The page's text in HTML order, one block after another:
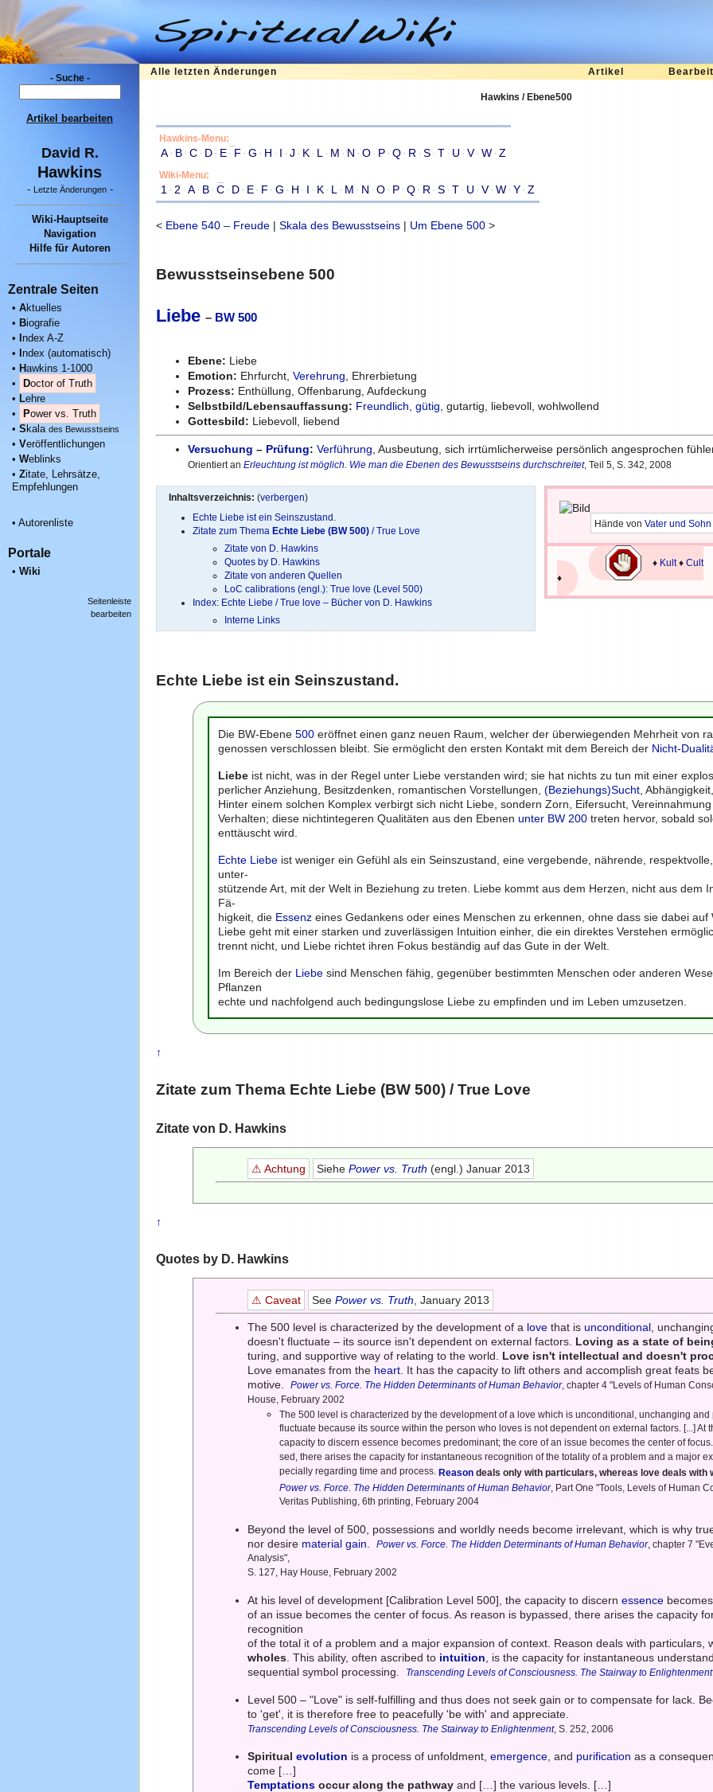
- Suche -
Artikel bearbeiten
David R.
Hawkins
- Letzte Änderungen-
Wiki-Hauptseite
Navigation
Hilfe für Autoren
Zentrale Seiten
• Aktuelles
• Biografie
• ndex A-Z
• ndex (automatisch)
• Hawkins 1-1000
•
Doctor of Truth
• Lehre
•
Power vs. Truth
• S kala des Bewusstseins
• Veröffentlichungen
• Weblinks
• Zitate, Lehrsätze,
Empfehlungen
• Autorenliste
Portale
• Wiki
Seitenleiste
bearbeiten
Alle letzten Änderungen Artikel
Hawkins / Ebene500
Hawkins-Menu:
A· B· C· D· E· F · G · H · I · J · K· L · M · N · O· P· Q· R · S· T· U · V· W· Z
Wiki-Menu:
1 · 2 · A· B· C· D· E· F · G · H · I · K· L · M · N · O· P· Q· R · S· T· U · V· W· Y· Z
< Ebene 540 – Freude| Skala des Bewusstseins| Um Ebene 500>
Bewusstseinsebene 500
Liebe – BW 500
Ebene: Liebe
Emotion: Ehrfurcht, Verehrung , Ehrerbietung
Prozess: Enthüllung, Offenbarung, Aufdeckung
Selbstbild/Lebensauffassung: Freundlich gütig , gutartig, liebevoll, wohlwollend
Gottesbild: Liebevoll, liebend
Versuchung – Prüfung: Verführung , Ausbeutung, sich irrtümlicherweise persönlich angesprochen
Orientiert an Erleuchtung ist möglich. Wie man die Ebenen des Bewusstseins durchschreitet, Teil 5, S. 342, 2008
Inhaltsverzeichnis: (verbergen)
Echte Liebe ist ein Seinszustand.
Zitate zum Thema Echte Liebe (BW 500)/ True Love
Zitate von D. Hawkins
Quotes by D. Hawkins
Zitate von anderen Quellen
LoC calibrations (engl.): True love (Level 500)
Index: Echte Liebe / True love – Bücher von D. Hawkins
Interne Links
Hände vonVater und Sohn
♦ Kult♦Cult
♦
Echte Liebe ist ein Seinszustand.
Die BW-Ebene500 eröffnet einen ganz neuen Raum, welcher der überwiegenden Mehrheit von
genossen verschlossen bleibt. Sie ermöglicht den ersten Kontakt mit dem Bereich der Nicht-
Liebe ist nicht, was in der Regel unter Liebe verstanden wird; sie hat nichts zu tun mit einer
perlicher Anziehung, Besitzdenken, romantischen Vorstellungen,(Beziehungs)Sucht, Abhängigkeit,
Hinter einem solchen Komplex verbirgt sich nicht Liebe, sondern Zorn, Eifersucht,
Verhalten; diese nichtintegeren Qualitäten aus den Ebenenunter BW 200 treten hervor, sobald
enttäuscht wird.
Echte Liebe ist weniger ein Gefühl als ein Seinszustand, eine vergebende, nährende,
unter-
stützende Art, mit der Welt in Beziehung zu treten. Liebe kommt aus dem Herzen, nicht aus dem
Fä-
higkeit, die Essenz eines Gedankens oder eines Menschen zu erkennen, ohne dass sie dabei auf
Liebe geht mit einer starken und zuverlässigen Intuition einher, die ein direktes Verstehen
trennt nicht, und Liebe richtet ihren Fokus beständig auf das Gute in der Welt.
Im Bereich der Liebe sind Menschen fähig, gegenüber bestimmten Menschen oder anderen
Pflanzen
echte und nachfolgend auch bedingungslose Liebe zu empfinden und im Leben umzusetzen.
↑
Zitate zum Thema Echte Liebe (BW 500)/ True Love
Zitate von D. Hawkins
⚠ Achtung SiehePower vs. Truth (engl.) Januar 2013
↑
Quotes by D. Hawkins
⚠ Caveat SeePower vs. Truth , January 2013
The 500 level is characterized by the development of a love that isunconditional ,
doesn't fluctuate – its source isn't dependent on external factors. Loving as a state of
turing, and supportive way of relating to the world. Love isn't intellectual and doesn't
Love emanates from the heart . It has the capacity to lift others and accomplish great feats
motive.
Power vs. Force. The Hidden Determinants of Human Behavior, chapter 4 "Levels of Human
House, February 2002
The 500 level is characterized by the development of a love which is unconditional, unchanging and
fluctuate because its source within the person who loves is not dependent on external factors. [...] At
capacity to discern essence becomes predominant; the core of an issue becomes the center of
sed, there arises the capacity for instantaneous recognition of the totality of a problem and a major
pecially regarding time and process.Reason deals only with particulars, whereas love deals with
Power vs. Force. The Hidden Determinants of Human Behavior, Part One "Tools, Levels of Human
Veritas Publishing, 6th printing, February 2004
Beyond the level of 500, possessions and worldly needs become irrelevant, which is why
nor desire material gain Power vs. Force. The Hidden Determinants of Human Behavior, chapter 7
Analysis",
S. 127, Hay House, February 2002
At his level of development [Calibration Level 500], the capacity to discernessence
of an issue becomes the center of focus. As reason is bypassed, there arises the capacity
recognition
of the total it of a problem and a major expansion of context. Reason deals with particulars,
wholes . This ability, often ascribed to intuition , is the capacity for instantaneous
sequential symbol processing.
Transcending Levels of Consciousness. The Stairway to Enlightenment
Level 500 – "Love" is self-fulfilling and thus does not seek gain or to compensate for lack.
to 'get', it is therefore free to peacefully 'be with' and appreciate.
Transcending Levels of Consciousness. The Stairway to Enlightenment, S. 252, 2006
Spiritualevolution is a process of unfoldment,emergence , and purification as a
come […]
Temptations occur along the pathway and […] the various levels. […]